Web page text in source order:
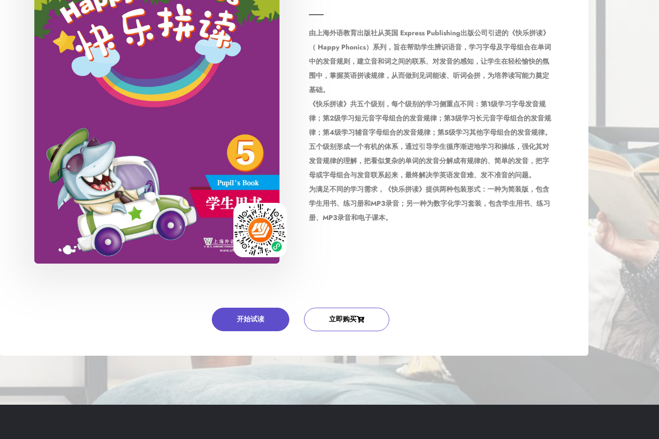
由上海外语教育出版社从英国 Express Publishing出版公司引进的《快乐拼读》
（ Happy Phonics）系列，旨在帮助学生辨识语音，学习字母及字母组合在单词
中的发音规则，建立音和词之间的联系、对发音的感知，让学生在轻松愉快的氛
围中，掌握英语拼读规律，从而做到见词能读、听词会拼，为培养读写能力奠定
基础。
《快乐拼读》共五个级别，每个级别的学习侧重点不同：第1级学习字母发音规
律；第2级学习短元音字母组合的发音规律；第3级学习长元音字母组合的发音规
律；第4级学习辅音字母组合的发音规律；第5级学习其他字母组合的发音规律。
五个级别形成一个有机的体系，通过引导学生循序渐进地学习和操练，强化其对
发音规律的理解，把看似复杂的单词的发音分解成有规律的、简单的发音，把字
母或字母组合与发音联系起来，最终解决学英语发音难、发不准音的问题。
为满足不同的学习需求，《快乐拼读》提供两种包装形式：一种为简装版，包含
学生用书、练习册和MP3录音；另一种为数字化学习套装，包含学生用书、练习
册、MP3录音和电子课本。
开始试读 立即购买